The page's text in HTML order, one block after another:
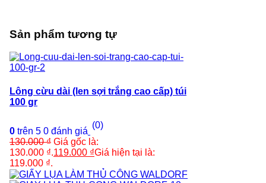
Sản phẩm tương tự
Lông cừu dài (len sợi trắng cao cấp) túi
100 gr
0 trên 5 0 đánh giá
(0)
130.000₫ Giá gốc là:
130.000 ₫.119.000 ₫Giá hiện tại là:
119.000 ₫.